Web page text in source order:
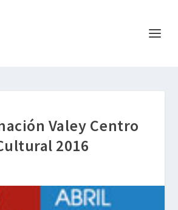
Valey Centro
2016